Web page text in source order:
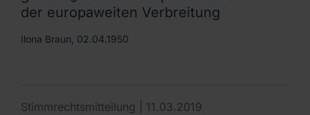
der europaweiten Verbreitung
Ilona Braun, 02.04.1950
Stimmrechtsmitteilung | 11.03.2019